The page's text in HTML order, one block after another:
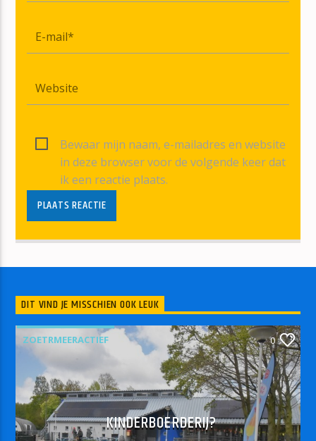
Bewaar mijn naam, e-mailadres en website
in deze browser voor de volgende keer dat
ik een reactie plaats.
DIT VIND JE MISSCHIEN OOK LEUK
ZOETRMEERACTIEF 0
KINDERBOERDERIJ?